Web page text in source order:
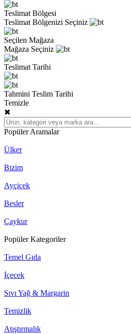
Teslimat Bölgesi
Teslimat Bölgenizi Seçiniz
Seçilen Mağaza
Mağaza Seçiniz
Teslimat Tarihi
Tahmini Teslim Tarihi
Temizle
✖
Popüler Aramalar
Ülker
Bizim
Ayçiçek
Besler
Çaykur
Popüler Kategoriler
Temel Gıda
İçecek
Sıvı Yağ & Margarin
Temizlik
Atıştırmalık